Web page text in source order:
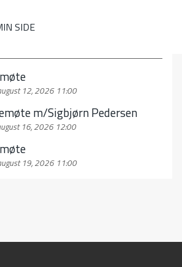
SIDE
12, 2026 11:00
m/Sigbjørn Pedersen
16, 2026 12:00
19, 2026 11:00